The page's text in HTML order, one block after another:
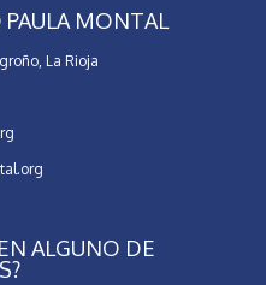
MONTAL
La Rioja
ALGUNO DE